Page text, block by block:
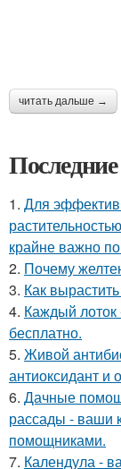
читать дальше →
1. Для
крайне важно
2. Почему
3. Как
4. Каждый
бесплатно.
5. Живой
антиоксидант и
6. Дачные
рассады - ваши
помощниками.
7. Календула -